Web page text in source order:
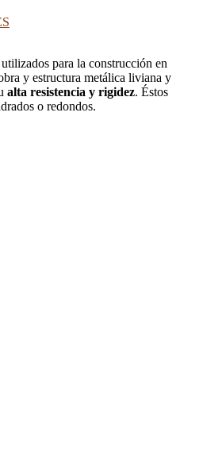
para la construcción en
y estructura metálica liviana y
alta resistencia y rigidez. Éstos
o redondos.